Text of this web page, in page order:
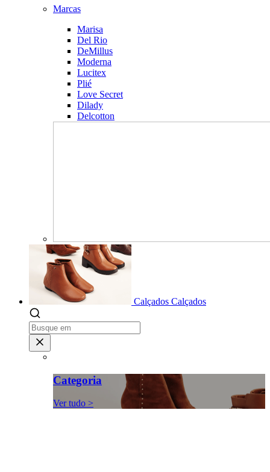
Marcas
Marisa
Del Rio
DeMillus
Moderna
Lucitex
Plié
Love Secret
Dilady
Delcotton
Calçados Calçados
Categoria
Ver tudo >